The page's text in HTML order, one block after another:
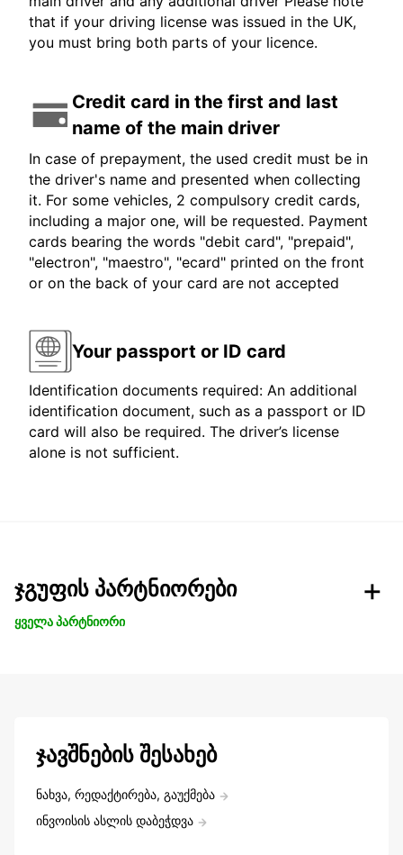
that if your driving license was issued in the UK,
you must bring both parts of your licence.
Credit card in the first and last
name of the main driver
In case of prepayment, the used credit must be in
the driver's name and presented when collecting
it. For some vehicles, 2 compulsory credit cards,
including a major one, will be requested. Payment
cards bearing the words "debit card", "prepaid",
"electron", "maestro", "ecard" printed on the front
or on the back of your card are not accepted
Your passport or ID card
Identification documents required: An additional
identification document, such as a passport or ID
card will also be required. The driver’s license
alone is not sufficient.
ჯგუფის პარტნიორები
ყველა პარტნიორი
ჯავშნების შესახებ
ნახვა, რედაქტირება, გაუქმება
ინვოისის ასლის დაბეჭდვა